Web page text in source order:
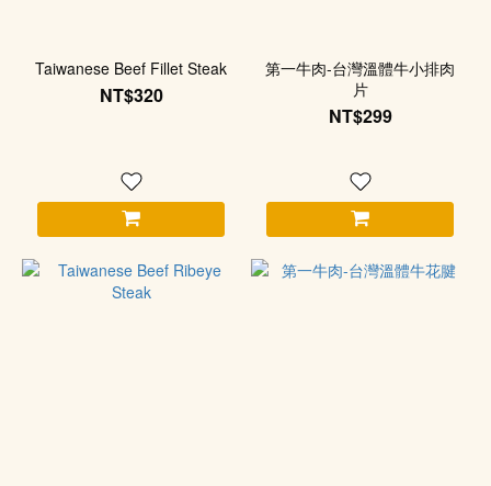
Taiwanese Beef Fillet Steak
NT$320
第一牛肉-台灣溫體牛小排肉
片
NT$299